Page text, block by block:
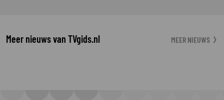
Meer nieuws van TVgids.nl MEER NIEUWS